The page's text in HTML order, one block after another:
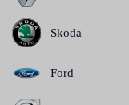
Skoda
Ford